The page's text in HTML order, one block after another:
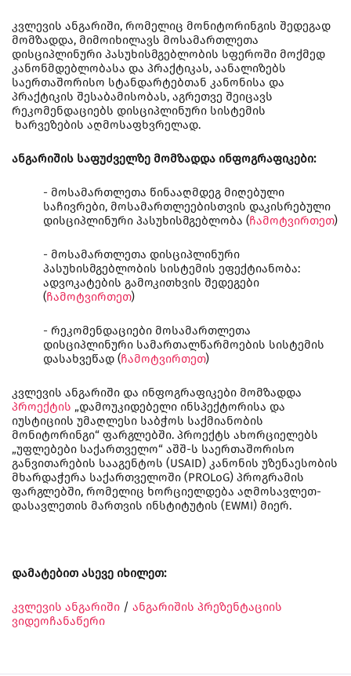
კვლევის ანგარიში, რომელიც მონიტორინგის შედეგად
მომზადდა, მიმოიხილავს მოსამართლეთა
დისციპლინური პასუხისმგებლობის სფეროში მოქმედ
კანონმდებლობასა და პრაქტიკას, აანალიზებს
საერთაშორისო სტანდარტებთან კანონისა და
პრაქტიკის შესაბამისობას, აგრეთვე შეიცავს
რეკომენდაციებს დისციპლინური სისტემის
ხარვეზების აღმოსაფხვრელად.
ანგარიშის საფუძველზე მომზადდა ინფოგრაფიკები:
- მოსამართლეთა წინააღმდეგ მიღებული
საჩივრები, მოსამართლეებისთვის დაკისრებული
დისციპლინური პასუხისმგებლობა (ჩამოტვირთეთ)
- მოსამართლეთა დისციპლინური
პასუხისმგებლობის სისტემის ეფექტიანობა:
ადვოკატების გამოკითხვის შედეგები
(ჩამოტვირთეთ)
- რეკომენდაციები მოსამართლეთა
დისციპლინური სამართალწარმოების სისტემის
დასახვეწად (ჩამოტვირთეთ)
კვლევის ანგარიში და ინფოგრაფიკები მომზადდა
პროექტის „დამოუკიდებელი ინსპექტორისა და
იუსტიციის უმაღლესი საბჭოს საქმიანობის
მონიტორინგი“ ფარგლებში. პროექტს ახორციელებს
„უფლებები საქართველო“ აშშ-ს საერთაშორისო
განვითარების სააგენტოს (USAID) კანონის უზენაესობის
მხარდაჭერა საქართველოში (PROLoG) პროგრამის
ფარგლებში, რომელიც ხორციელდება აღმოსავლეთ-
დასავლეთის მართვის ინსტიტუტის (EWMI) მიერ.
დამატებით ასევე იხილეთ:
კვლევის ანგარიში / ანგარიშის პრეზენტაციის
ვიდეოჩანაწერი